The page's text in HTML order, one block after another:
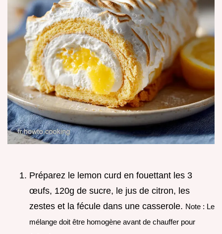
Préparez le lemon curd en fouettant les 3
œufs, 120g de sucre, le jus de citron, les
zestes et la fécule dans une casserole. Note : Le
mélange doit être homogène avant de chauffer pour